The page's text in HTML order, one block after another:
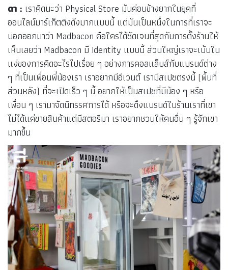
ดา : เราคิดนะว่า Physical Store มันค่อนข้างยากในยุคที่
ออนไลน์มาร์เก็ตติงดังมากแบบนี้ แต่มันเป็นหนึ่งในการที่เราจะ
บอกออกมาว่า Madbacon คือใครได้ชัดเจนที่สุดกับการตั้งร้านให้
เห็นเลยว่า Madbacon มี Identity แบบนี้ ส่วนใหญ่เราจะเน้นใน
แง่ของการคิดอะไรไปเรื่อย ๆ อย่างการคอลแล็บส์กับแบรนด์ต่าง
ๆ ที่เป็นเพื่อนพี่น้องเรา เราอยากมีอีเวนต์ เรามีสเปซตรงนี้ (พื้นที่
ส่วนหลัง) ที่จะเปิดเร็ว ๆ นี้ อยากให้เป็นสเปซที่มีน้อง ๆ หรือ
เพื่อน ๆ เรามาจัดนิทรรศการได้ หรือจะดึงแบรนด์ในร้านเราที่เขา
ไม่ได้แค่ขายสินค้าแต่มีสตอรีมา เราอยากชวนให้คนอื่น ๆ รู้จักเขา
มากขึ้น